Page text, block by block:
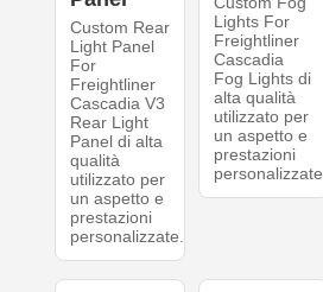
Custom Rear
Light Panel
For
Freightliner
Cascadia V3
Rear Light
Panel di alta
qualità
utilizzato per
un aspetto e
prestazioni
personalizzate.
Lights For
Freightliner
Cascadia
Fog Lights di
alta qualità
utilizzato per
un aspetto e
prestazioni
personalizzate.